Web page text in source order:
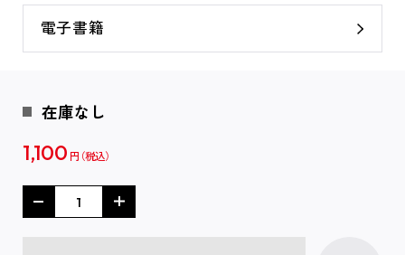
電子書籍
在庫なし
1,100 円